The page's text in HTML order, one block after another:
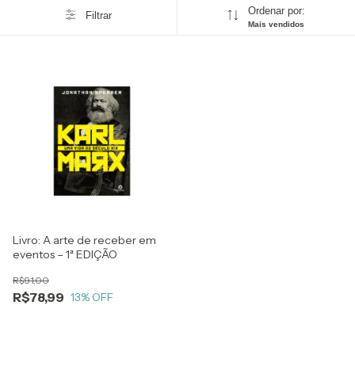
Filtrar Ordenar por:
Mais vendidos
Livro: A arte de receber em
eventos – 1ª EDIÇÃO
R$78,99
R$91,00
13% OFF